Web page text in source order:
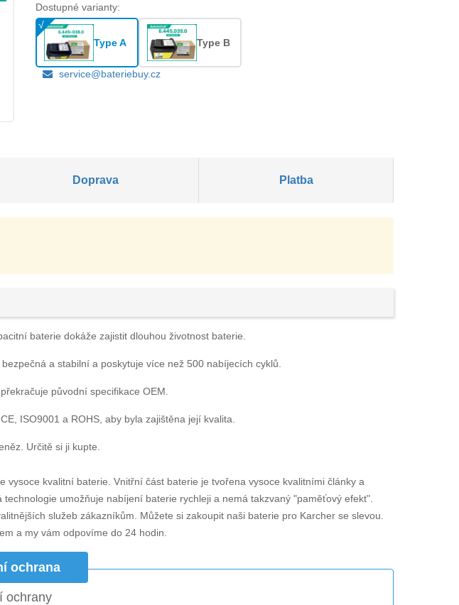
Dostupné varianty:
Type A Type B
service@bateriebuy.cz
Doprava Platba
baterie dokáže zajistit dlouhou životnost baterie.
a stabilní a poskytuje více než 500 nabíjecích cyklů.
původní specifikace OEM.
ISO9001 a ROHS, aby byla zajištěna její kvalita.
Určitě si ji kupte.
vysoce kvalitní baterie. Vnitřní část baterie je tvořena vysoce kvalitními články a
umožňuje nabíjení baterie rychleji a nemá takzvaný "paměťový efekt".
služeb zákazníkům. Můžete si zakoupit naši baterie pro Karcher se slevou.
a my vám odpovíme do 24 hodin.
ochrana
ochrany